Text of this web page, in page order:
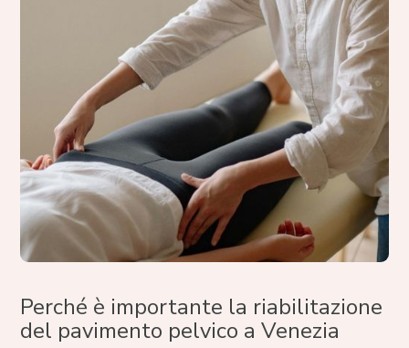
Perché è importante la riabilitazione
del pavimento pelvico a Venezia